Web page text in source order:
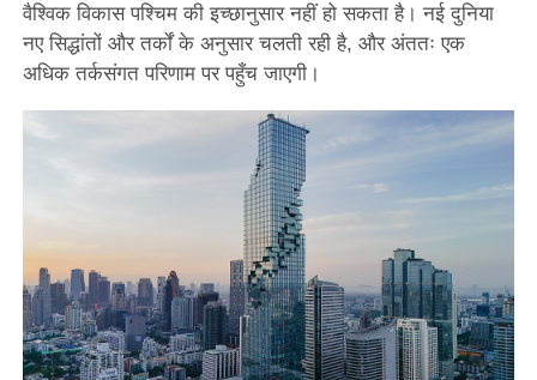
वैश्विक विकास पश्चिम की इच्छानुसार नहीं हो सकता है। नई दुनिया
नए सिद्धांतों और तर्कों के अनुसार चलती रही है, और अंततः एक
अधिक तर्कसंगत परिणाम पर पहुँच जाएगी।